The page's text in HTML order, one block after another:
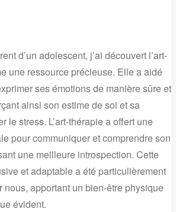
d’un adolescent, j’ai découvert l’art-
une ressource précieuse. Elle a aidé
ses émotions de manière sûre et
ainsi son estime de soi et sa
le stress. L’art-thérapie a offert une
pour communiquer et comprendre son
une meilleure introspection. Cette
et adaptable a été particulièrement
nous, apportant un bien-être physique
évident.